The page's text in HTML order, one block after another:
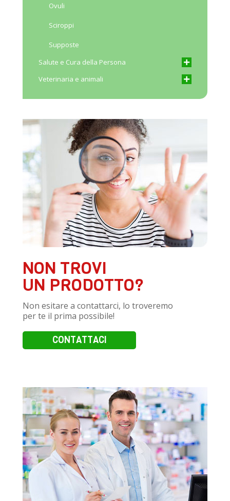
Ovuli
Sciroppi
Supposte
Salute e Cura della Persona
Veterinaria e animali
NON TROVI
UN PRODOTTO?
Non esitare a contattarci, lo troveremo
per te il prima possibile!
CONTATTACI